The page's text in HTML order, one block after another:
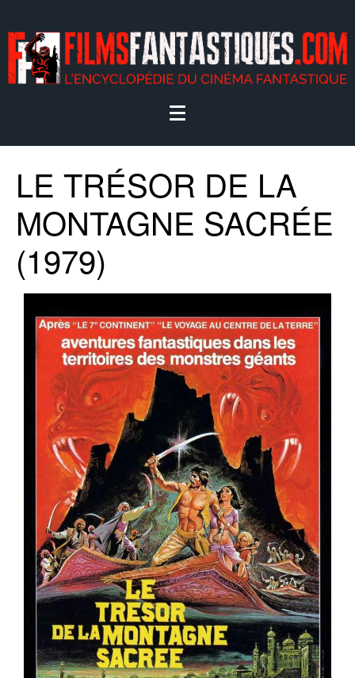
LE TRÉSOR DE LA
MONTAGNE SACRÉE
(1979)